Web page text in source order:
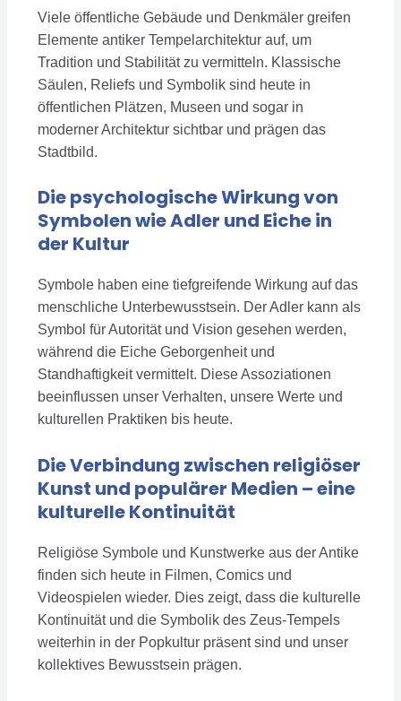
Viele öffentliche Gebäude und Denkmäler greifen
Elemente antiker Tempelarchitektur auf, um
Tradition und Stabilität zu vermitteln. Klassische
Säulen, Reliefs und Symbolik sind heute in
öffentlichen Plätzen, Museen und sogar in
moderner Architektur sichtbar und prägen das
Stadtbild.
Die psychologische Wirkung von
Symbolen wie Adler und Eiche in
der Kultur
Symbole haben eine tiefgreifende Wirkung auf das
menschliche Unterbewusstsein. Der Adler kann als
Symbol für Autorität und Vision gesehen werden,
während die Eiche Geborgenheit und
Standhaftigkeit vermittelt. Diese Assoziationen
beeinflussen unser Verhalten, unsere Werte und
kulturellen Praktiken bis heute.
Die Verbindung zwischen religiöser
Kunst und populärer Medien – eine
kulturelle Kontinuität
Religiöse Symbole und Kunstwerke aus der Antike
finden sich heute in Filmen, Comics und
Videospielen wieder. Dies zeigt, dass die kulturelle
Kontinuität und die Symbolik des Zeus-Tempels
weiterhin in der Popkultur präsent sind und unser
kollektives Bewusstsein prägen.